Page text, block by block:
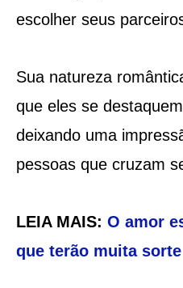
escolher seus
Sua natureza
que eles se
deixando uma
pessoas que cruzam
LEIA MAIS: O amor
que terão muita